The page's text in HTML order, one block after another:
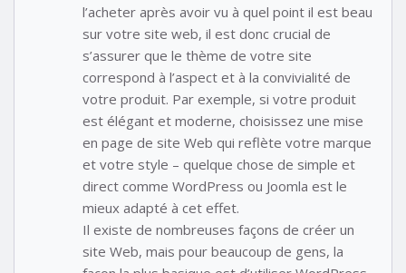
l’acheter après avoir vu à quel point il est beau
sur votre site web, il est donc crucial de
s’assurer que le thème de votre site
correspond à l’aspect et à la convivialité de
votre produit. Par exemple, si votre produit
est élégant et moderne, choisissez une mise
en page de site Web qui reflète votre marque
et votre style – quelque chose de simple et
direct comme WordPress ou Joomla est le
mieux adapté à cet effet.
Il existe de nombreuses façons de créer un
site Web, mais pour beaucoup de gens, la